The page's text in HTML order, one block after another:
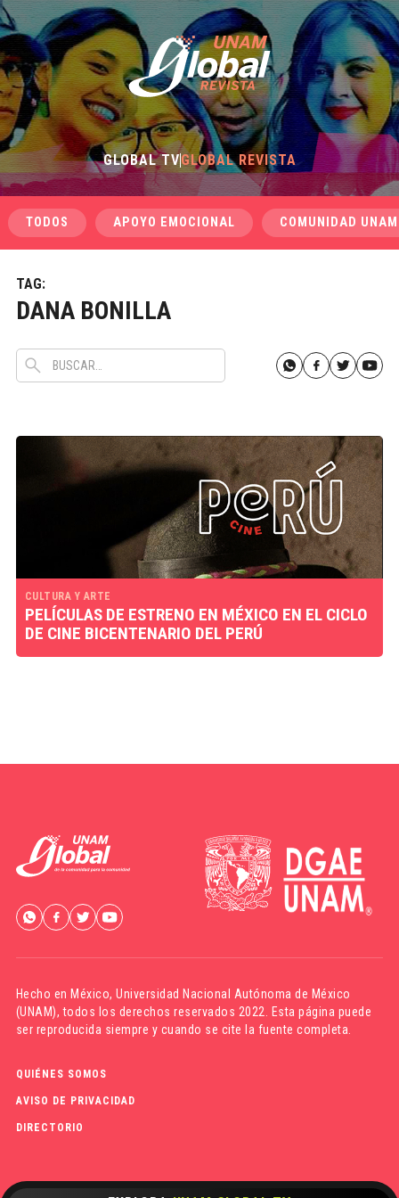
GLOBAL TVGLOBAL REVISTA
TODOS APOYO EMOCIONAL COMUNIDAD UNAM
TAG:
DANA BONILLA
CULTURA Y ARTE
PELÍCULAS DE ESTRENO EN MÉXICO EN EL CICLO
DE CINE BICENTENARIO DEL PERÚ
Hecho en México,Universidad Nacional Autónoma de México
(UNAM), todos los derechos reservados 2022. Esta página puede
ser reproducida siempre y cuando se cite la fuente completa.
QUIÉNES SOMOS
AVISO DE PRIVACIDAD
DIRECTORIO